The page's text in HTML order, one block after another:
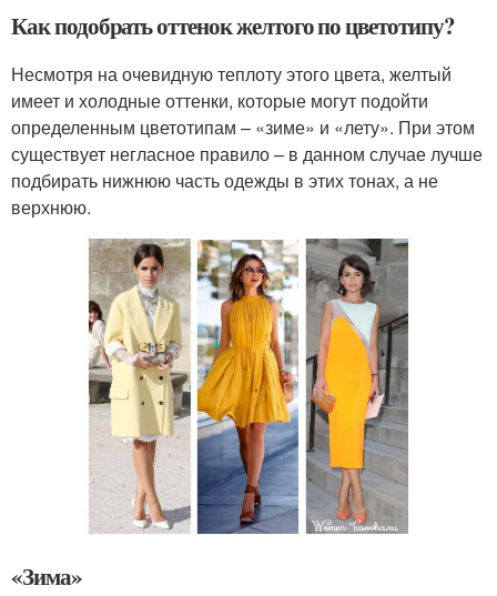
Как подобрать оттенок желтого по цветотипу?
Несмотря на очевидную теплоту этого цвета, желтый
имеет и холодные оттенки, которые могут подойти
определенным цветотипам – «зиме» и «лету». При этом
существует негласное правило – в данном случае лучше
подбирать нижнюю часть одежды в этих тонах, а не
верхнюю.
«Зима»